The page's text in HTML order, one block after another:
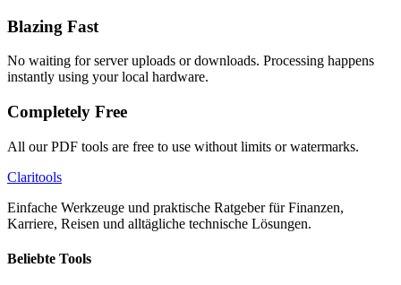
Blazing Fast
No waiting for server uploads or downloads. Processing happens
instantly using your local hardware.
Completely Free
All our PDF tools are free to use without limits or watermarks.
Claritools
Einfache Werkzeuge und praktische Ratgeber für Finanzen,
Karriere, Reisen und alltägliche technische Lösungen.
Beliebte Tools